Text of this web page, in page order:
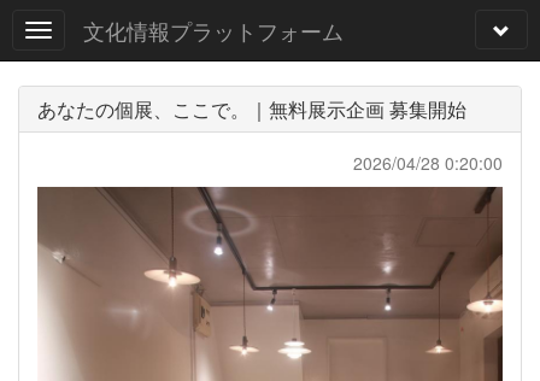
文化情報プラットフォーム
あなたの個展、ここで。｜無料展示企画 募集開始
2026/04/28 0:20:00